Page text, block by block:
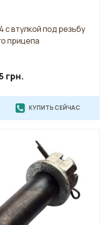
втулкой под резьбу
прицепа
грн.
КУПИТЬ СЕЙЧАС